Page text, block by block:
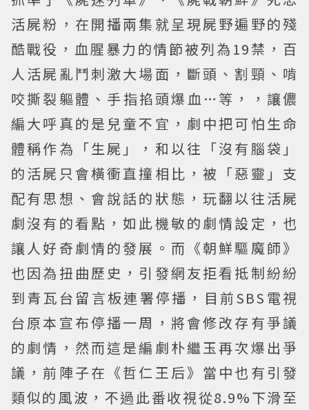
活屍粉，在開播兩集就呈現屍野遍野的殘
酷戰役，血腥暴力的情節被列為19禁，百
人活屍亂鬥刺激大場面，斷頭、割頸、啃
咬撕裂軀體、手指掐頭爆血…等，，讓儂
編大呼真的是兒童不宜，劇中把可怕生命
體稱作為「生屍」，和以往「沒有腦袋」
的活屍只會橫衝直撞相比，被「惡靈」支
配有思想、會說話的狀態，玩翻以往活屍
劇沒有的看點，如此機敏的劇情設定，也
讓人好奇劇情的發展。而《朝鮮驅魔師》
也因為扭曲歷史，引發網友拒看抵制紛紛
到青瓦台留言板連署停播，目前SBS電視
台原本宣布停播一周，將會修改存有爭議
的劇情，然而這是編劇朴繼玉再次爆出爭
議，前陣子在《哲仁王后》當中也有引發
類似的風波，不過此番收視從8.9%下滑至